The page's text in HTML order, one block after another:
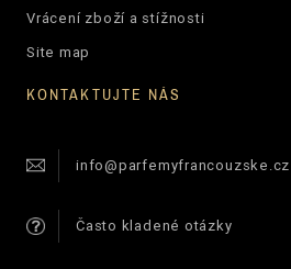
Vrácení zboží a stížnosti
Site map
KONTAKTUJTE NÁS
info@parfemyfrancouzske.cz
Často kladené otázky